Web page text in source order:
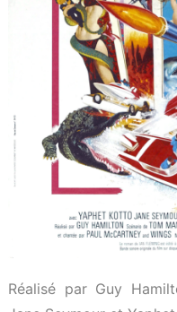
Réalisé par Guy